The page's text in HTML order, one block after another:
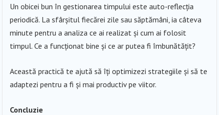
Un obicei bun în gestionarea timpului este auto-reflecția
periodică. La sfârșitul fiecărei zile sau săptămâni, ia câteva
minute pentru a analiza ce ai realizat și cum ai folosit
timpul. Ce a funcționat bine și ce ar putea fi îmbunătățit?
Această practică te ajută să îți optimizezi strategiile și să te
adaptezi pentru a fi și mai productiv pe viitor.
Concluzie